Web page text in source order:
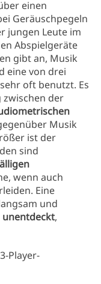
einen
Geräuschpegeln
jungen Leute im
Abspielgeräte
gibt an, Musik
eine von drei
oft benutzt. Es
zwischen der
Musik
ist der
sind
wenn auch
Eine
und
unentdeckt,
Player-